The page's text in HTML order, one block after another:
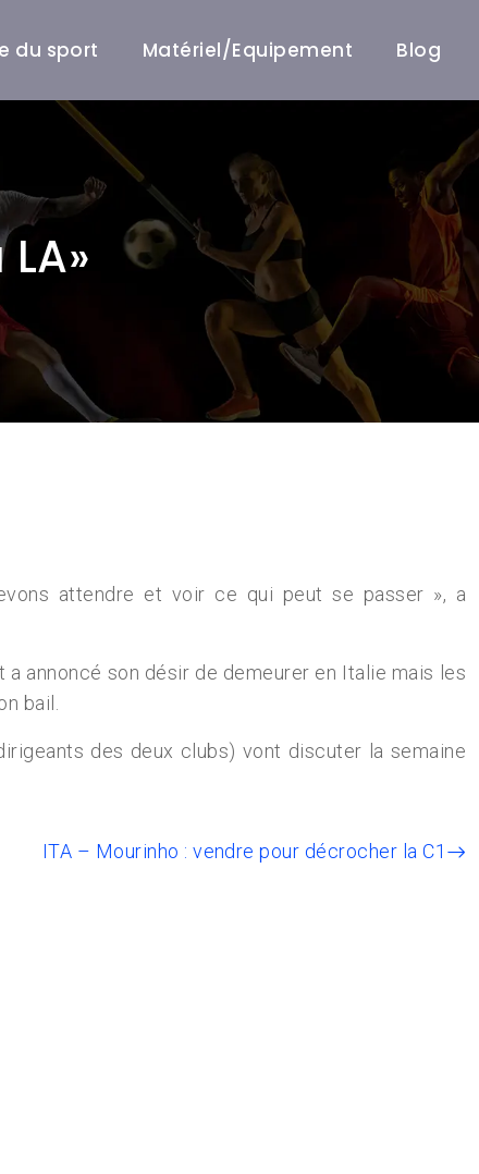
du sport Matériel/Equipement Blog
attendre et voir ce qui peut se passer », a
a annoncé son désir de demeurer en Italie mais les
bail.
des deux clubs) vont discuter la semaine
ITA – Mourinho : vendre pour décrocher la C1